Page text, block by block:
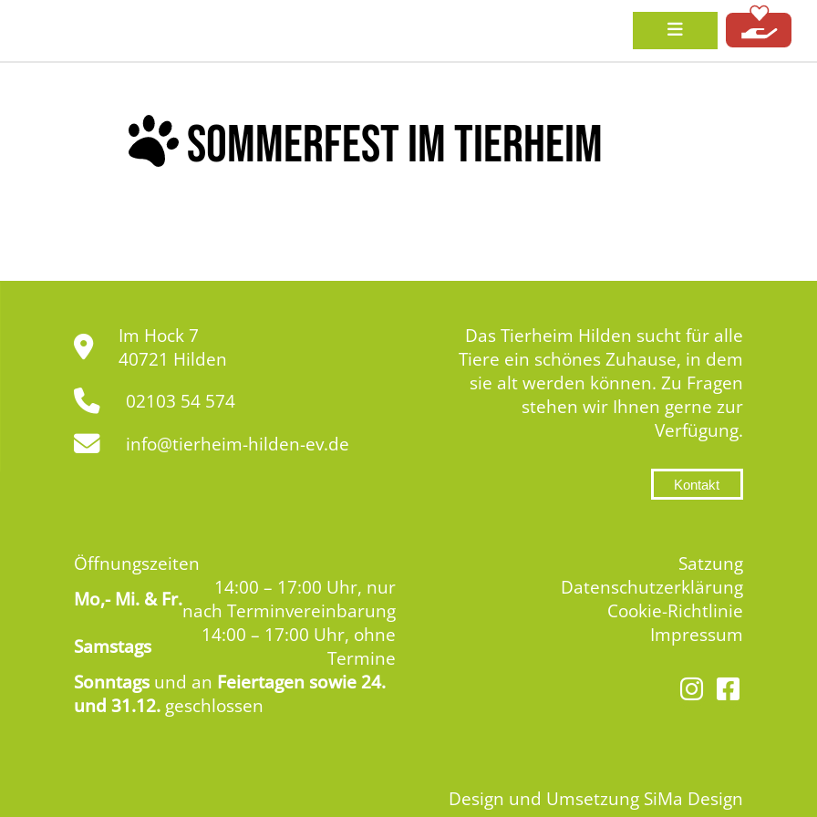
SOMMERFEST IM TIERHEIM
Im Hock 7
40721 Hilden
02103 54 574
info@tierheim-hilden-ev.de
Das Tierheim Hilden sucht für alle
Tiere ein schönes Zuhause, in dem
sie alt werden können. Zu Fragen
stehen wir Ihnen gerne zur
Verfügung.
Kontakt
Öffnungszeiten
Mo,-Mi. & Fr.
14:00 – 17:00 Uhr, nur
nach Terminvereinbarung
Samstags
14:00 – 17:00 Uhr, ohne
Termine
Sonntags und an Feiertagen sowie 24.
und 31.12. geschlossen
Satzung
Datenschutzerklärung
Cookie-Richtlinie
Impressum
Design und Umsetzung SiMa Design